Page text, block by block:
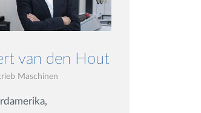
van den Hout
Maschinen